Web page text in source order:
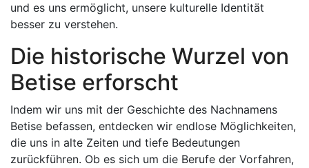
und es uns ermöglicht, unsere kulturelle Identität
besser zu verstehen.
Die historische Wurzel von
Betise erforscht
Indem wir uns mit der Geschichte des Nachnamens
Betise befassen, entdecken wir endlose Möglichkeiten,
die uns in alte Zeiten und tiefe Bedeutungen
zurückführen. Ob es sich um die Berufe der Vorfahren,